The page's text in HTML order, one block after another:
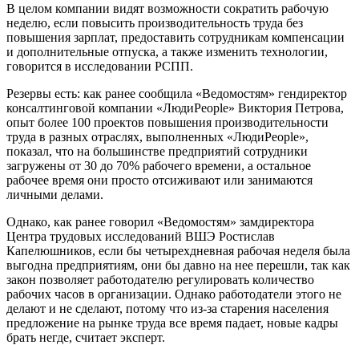
В целом компании видят возможности сократить рабочую
неделю, если повысить производительность труда без
повышения зарплат, предоставить сотрудникам компенсации
и дополнительные отпуска, а также изменить технологии,
говорится в исследовании РСПП.
Резервы есть: как ранее сообщила «Ведомостям» гендиректор
консалтинговой компании «ЛюдиPeople» Виктория Петрова,
опыт более 100 проектов повышения производительности
труда в разных отраслях, выполненных «ЛюдиPeople»,
показал, что на большинстве предприятий сотрудники
загружены от 30 до 70% рабочего времени, а остальное
рабочее время они просто отсиживают или занимаются
личными делами.
Однако, как ранее говорил «Ведомостям» замдиректора
Центра трудовых исследований ВШЭ Ростислав
Капелюшников, если бы четырехдневная рабочая неделя была
выгодна предприятиям, они бы давно на нее перешли, так как
закон позволяет работодателю регулировать количество
рабочих часов в организации. Однако работодатели этого не
делают и не сделают, потому что из-за старения населения
предложение на рынке труда все время падает, новые кадры
брать негде, считает эксперт.